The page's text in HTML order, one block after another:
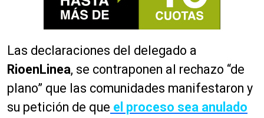
Las declaraciones del delegado a
RioenLinea, se contraponen al rechazo “de
plano” que las comunidades manifestaron y
su petición de que el proceso sea anulado